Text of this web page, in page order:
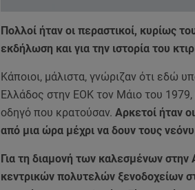
Πολλοί ήταν οι περαστικοί, κυρίως
εκδήλωση και για την ιστορία του
Κάποιοι, μάλιστα, γνώριζαν ότι εδώ
Ελλάδος στην ΕΟΚ τον Μάιο του 1979,
οδηγό που κρατούσαν. Αρκετοί ήταν
από μια ώρα μέχρι να δουν τους
Για τη διαμονή των καλεσμένων
κεντρικών πολυτελών ξενοδοχείων